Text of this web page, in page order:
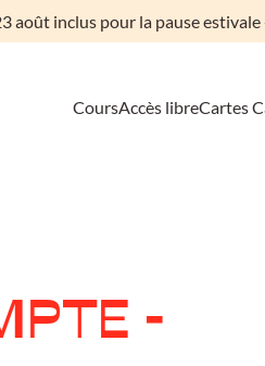
août inclus pour la pause estivale
CoursAccès libreCartes
-